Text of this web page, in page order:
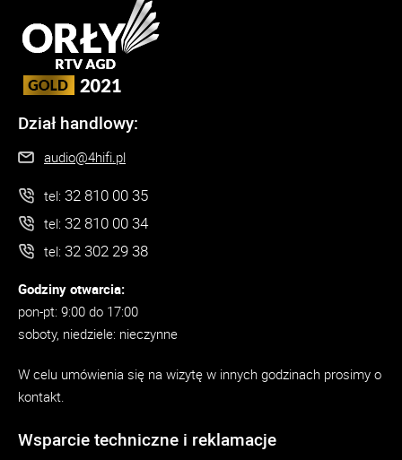
Dział handlowy:
audio@4hifi.pl
tel: 32 810 00 35
tel: 32 810 00 34
tel: 32 302 29 38
Godziny otwarcia:
pon-pt: 9:00 do 17:00
soboty, niedziele: nieczynne
W celu umówienia się na wizytę w innych godzinach prosimy o
kontakt.
Wsparcie techniczne i reklamacje